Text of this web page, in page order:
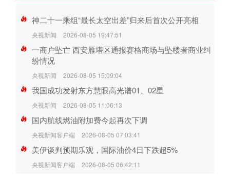
神二十一乘组“最长太空出差”归来后首次公开亮相
央视新闻 2026-08-05 19:47:51
一商户坠亡 西安雁塔区通报赛格商场与坠楼者商业纠
纷情况
央视新闻 2026-08-05 15:09:04
我国成功发射东方慧眼高光谱01、02星
央视新闻 2026-08-05 11:06:13
国内航线燃油附加费今起再次下调
央视新闻客户端 2026-08-05 07:03:41
美伊谈判预期乐观，国际油价4日下跌超5%
央视新闻客户端 2026-08-05 06:42:11